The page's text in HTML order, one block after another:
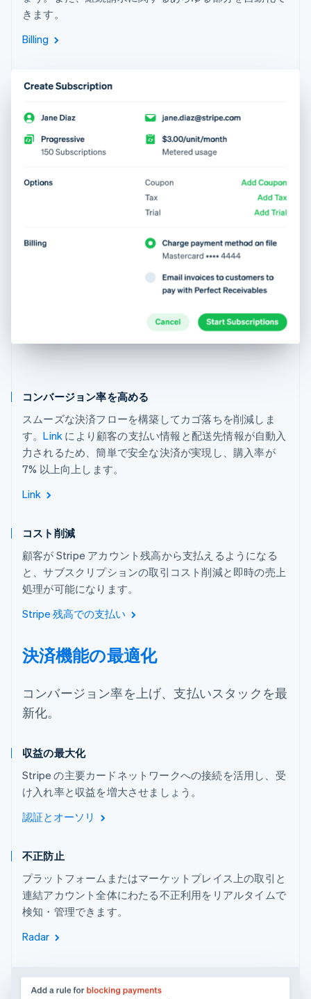
きます。
Billing
コンバージョン率を高める
スムーズな決済フローを構築してカゴ落ちを削減しま
す。Link により顧客の支払い情報と配送先情報が自動入
力されるため、簡単で安全な決済が実現し、購入率が
7% 以上向上します。
Link
コスト削減
顧客が Stripe アカウント残高から支払えるようになる
と、サブスクリプションの取引コスト削減と即時の売上
処理が可能になります。
Stripe 残高での支払い
決済機能の最適化
コンバージョン率を上げ、支払いスタックを最
新化。
収益の最大化
Stripe の主要カードネットワークへの接続を活用し、受
け入れ率と収益を増大させましょう。
認証とオーソリ
不正防止
プラットフォームまたはマーケットプレイス上の取引と
連結アカウント全体にわたる不正利用をリアルタイムで
検知・管理できます。
Radar